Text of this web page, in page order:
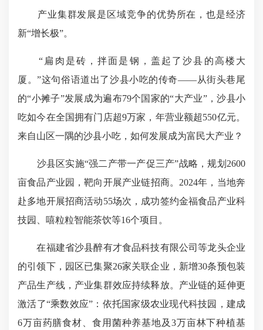
产业集群发展是区域竞争的优势所在，也是经济
新“增长极”。
“扁肉是砖，拌面是钢，盖起了沙县的高楼大
厦。”这句俗语道出了沙县小吃的传奇——从街头巷尾
的“小摊子”发展成为遍布79个国家的“大产业”，沙县小
吃如今在全国拥有门店超9万家，年营业额超550亿元。
来自山区一隅的沙县小吃，如何发展成为富民大产业？
沙县区实施“强二产带一产促三产”战略，规划2600
亩食品产业园，靶向开展产业链招商。2024年，当地奔
赴多地开展招商活动55场次，成功签约金福食品产业科
技园、嘻粒粒智能茶饮等16个项目。
在福建省沙县醉有才食品科技有限公司等龙头企业
的引领下，园区已集聚26家关联企业，新增30条预包装
产品生产线，产业集群效应持续释放。产业链的延伸更
激活了“乘数效应”：依托国家级农业现代科技园，建成
6万亩药膳食材、食用菌种养基地及3万亩林下种植基